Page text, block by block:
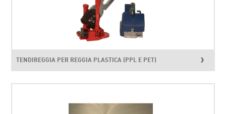
TENDIREGGIA PER REGGIA PLASTICA (PPL E PET)